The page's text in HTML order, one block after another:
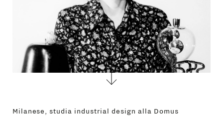
Milanese, studia industrial design alla Domus